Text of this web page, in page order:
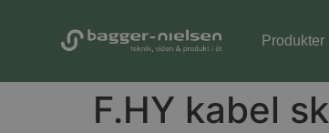
Produkter
F.HY kabel